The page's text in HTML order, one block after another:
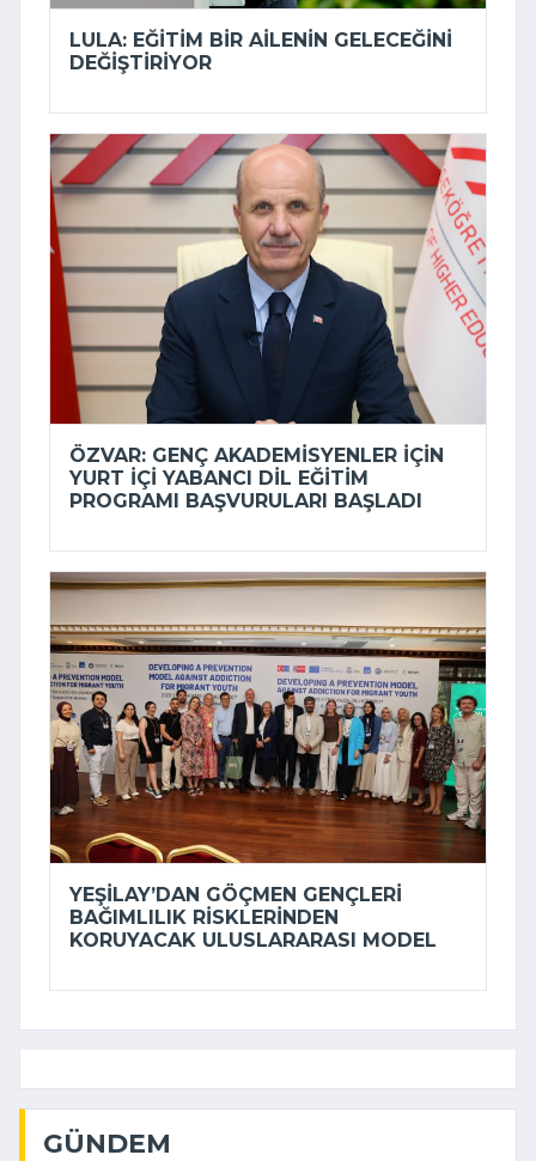
LULA: EĞITIM BIR AILENIN GELECEĞINI
DEĞIŞTIRIYOR
ÖZVAR: GENÇ AKADEMISYENLER IÇIN
YURT IÇI YABANCI DIL EĞITIM
PROGRAMI BAŞVURULARI BAŞLADI
YEŞILAY’DAN GÖÇMEN GENÇLERI
BAĞIMLILIK RISKLERINDEN
KORUYACAK ULUSLARARASI MODEL
GÜNDEM